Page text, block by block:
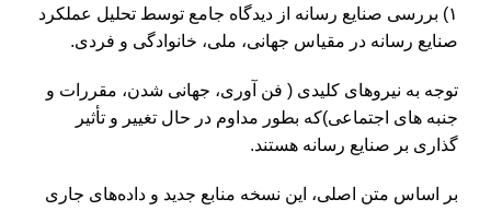
۱) بررسی صنایع رسانه از دیدگاه جامع توسط تحلیل عملکرد
صنایع رسانه در مقیاس جهانی، ملی، خانوادگی و فردی.
توجه به نیروهای کلیدی ( فن آوری، جهانی شدن، مقررات و
جنبه های اجتماعی)‌که بطور مداوم در حال تغییر و تأثیر
گذاری بر صنایع رسانه هستند.
بر اساس متن اصلی، این نسخه منابع جدید و داده‌های جاری